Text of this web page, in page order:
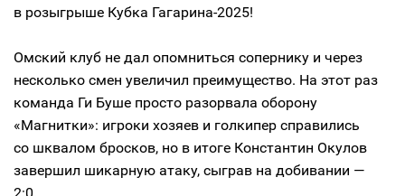
в розыгрыше Кубка Гагарина-2025!
Омский клуб не дал опомниться сопернику и через
несколько смен увеличил преимущество. На этот раз
команда Ги Буше просто разорвала оборону
«Магнитки»: игроки хозяев и голкипер справились
со шквалом бросков, но в итоге Константин Окулов
завершил шикарную атаку, сыграв на добивании —